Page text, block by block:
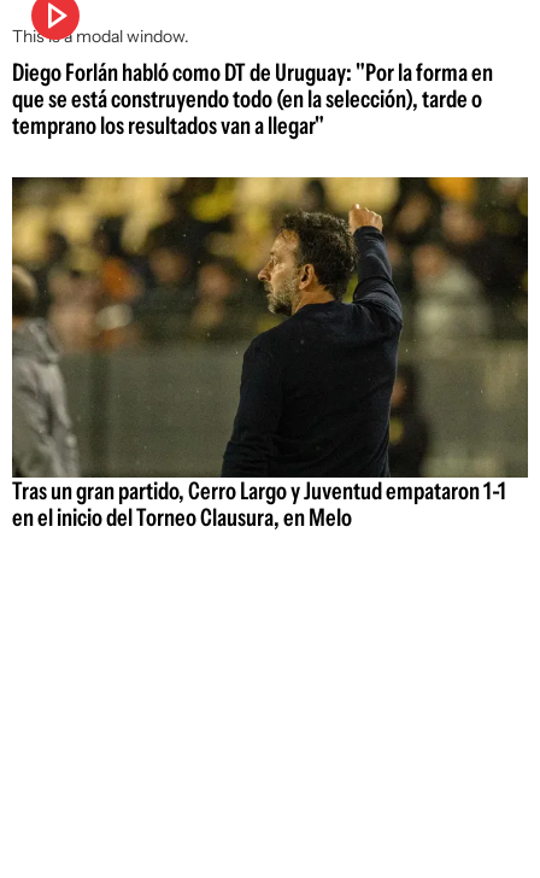
This is a modal window.
Diego Forlán habló como DT de Uruguay: "Por la forma en
que se está construyendo todo (en la selección), tarde o
temprano los resultados van a llegar"
Tras un gran partido, Cerro Largo y Juventud empataron 1-1
en el inicio del Torneo Clausura, en Melo